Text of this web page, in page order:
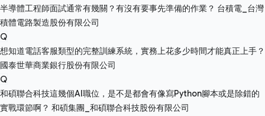
半導體工程師面試通常有幾關？有沒有要事先準備的作業？ 台積電_台灣
積體電路製造股份有限公司
Q
想知道電話客服類型的完整訓練系統，實務上花多少時間才能真正上手？
國泰世華商業銀行股份有限公司
Q
和碩聯合科技這幾個AI職位，是不是都會有像寫Python腳本或是除錯的
實戰環節啊？ 和碩集團_和碩聯合科技股份有限公司